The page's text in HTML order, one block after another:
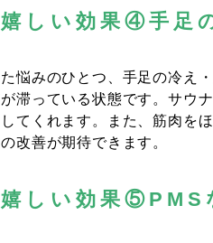
しい効果④手足
悩みのひとつ、手足の冷え
滞っている状態です。サウ
てくれます。また、筋肉を
改善が期待できます。
しい効果⑤PMS